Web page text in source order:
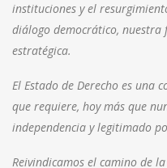
instituciones y el
diálogo democrático, nuestra
estratégica.
El Estado de Derecho es una
que requiere, hoy más que
independencia y legitimado
Reivindicamos el camino de